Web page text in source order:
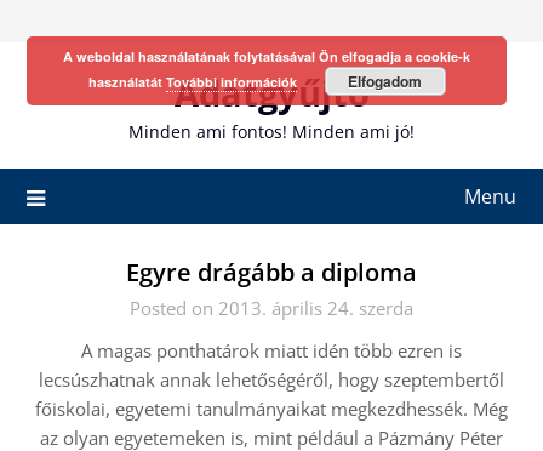
Adatgyűjtő
Minden ami fontos! Minden ami jó!
Menu
Egyre drágább a diploma
Posted on 2013. április 24. szerda
A magas ponthatárok miatt idén több ezren is
lecsúszhatnak annak lehetőségéről, hogy szeptembertől
főiskolai, egyetemi tanulmányaikat megkezdhessék. Még
az olyan egyetemeken is, mint például a Pázmány Péter
A weboldal használatának folytatásával Ön elfogadja a cookie-k
használatát További információk Elfogadom